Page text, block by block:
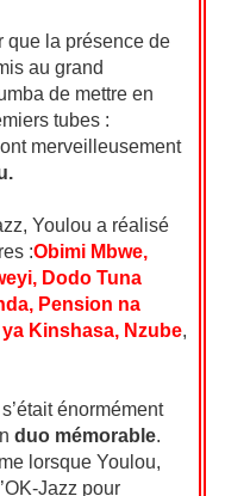
que la présence de
au grand
de mettre en
tubes :
merveilleusement
Youlou a réalisé
:Obimi Mbwe,
Dodo Tuna
Pension na
Kinshasa, Nzube,
énormément
duo mémorable.
lorsque Youlou,
Jazz pour